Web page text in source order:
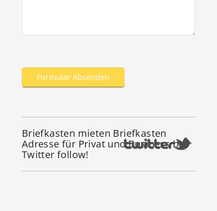
Briefkasten mieten Briefkasten
Adresse für Privat und Business bei
Twitter follow!